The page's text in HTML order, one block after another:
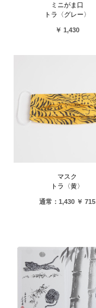
ミニがま口
トラ〈グレー〉
￥ 1,430
マスク
トラ〈黄〉
通常：1,430 ￥ 715